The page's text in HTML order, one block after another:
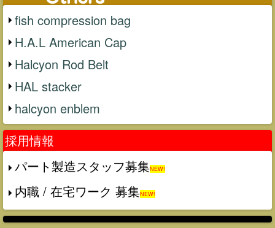
fish compression bag
H.A.L American Cap
Halcyon Rod Belt
HAL stacker
halcyon enblem
採用情報
パート製造スタッフ募集NEW!
内職 / 在宅ワーク 募集NEW!